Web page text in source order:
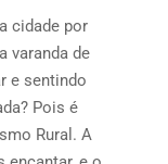
cidade por
varanda de
e sentindo
Pois é
Rural. A